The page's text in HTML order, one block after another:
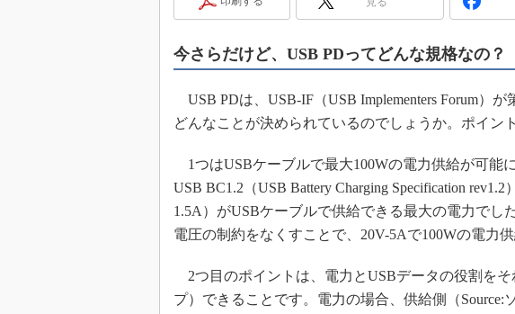
高速シリアル伝送技術講座
アナログ設計のきほん／ADCとノイ
めざせ高効率！ モーター駆動入門講
座
「SPICEの仕組みとその活用設計」
最新記事一覧
計測器メーカーから見た5G
USB Type-Cの登場で評価試験はど
IoT時代の無線規格を知る【Thread
編】
今さらだけど、USB PDってどんな規格なの？
USB PDは、USB-IF（USB Implementers Forum）
どんなことが決められているのでしょうか。ポイン
1つはUSBケーブルで最大100Wの電力供給が可能
USB BC1.2（USB Battery Charging Specification
1.5A）がUSBケーブルで供給できる最大の電力でし
電圧の制約をなくすことで、20V-5Aで100Wの電力
2つ目のポイントは、電力とUSBデータの役割を
プ）できることです。電力の場合、供給側（Source: